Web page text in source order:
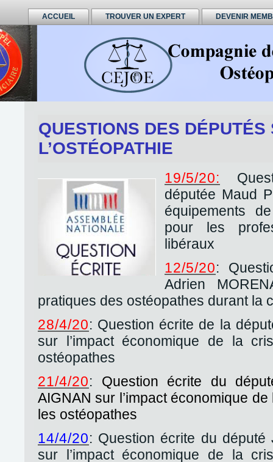
ACCUEIL TROUVER UN EXPERT DEVENIR
QUESTIONS DES DÉPUTÉS
L’OSTÉOPATHIE
19/5/20:
députée Maud
équipements
pour les
libéraux
12/5/20:
Adrien
pratiques des ostéopathes durant la
28/4/20: Question écrite de la
sur l’impact économique de la
ostéopathes
21/4/20: Question écrite du
AIGNAN sur l’impact économique
les ostéopathes
14/4/20: Question écrite du député
sur l’impact économique de la